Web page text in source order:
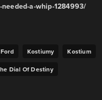
a-whip-1284993/
Kostiumy
Kostium
Dial Of Destiny